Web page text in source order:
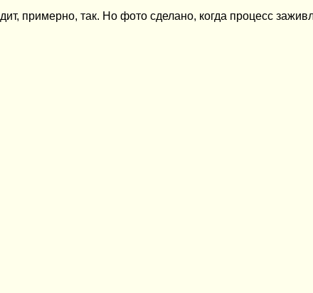
примерно, так. Но фото сделано, когда процесс